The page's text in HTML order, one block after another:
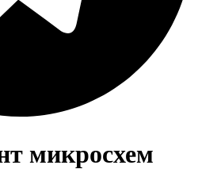
микросхем